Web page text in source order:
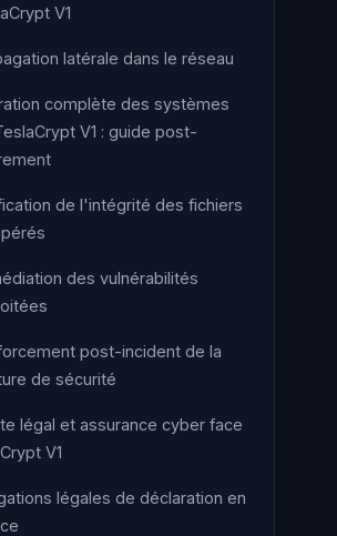
V1
latérale dans le réseau
complète des systèmes
V1 : guide post-
de l'intégrité des fichiers
des vulnérabilités
post-incident de la
de sécurité
légal et assurance cyber face
V1
légales de déclaration en